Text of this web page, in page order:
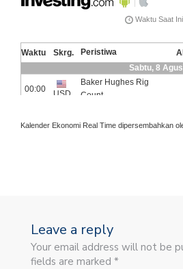
Kalender Ekonomi Real Time dipersembahkan
Leave a reply
Your email address will not be
fields are marked *